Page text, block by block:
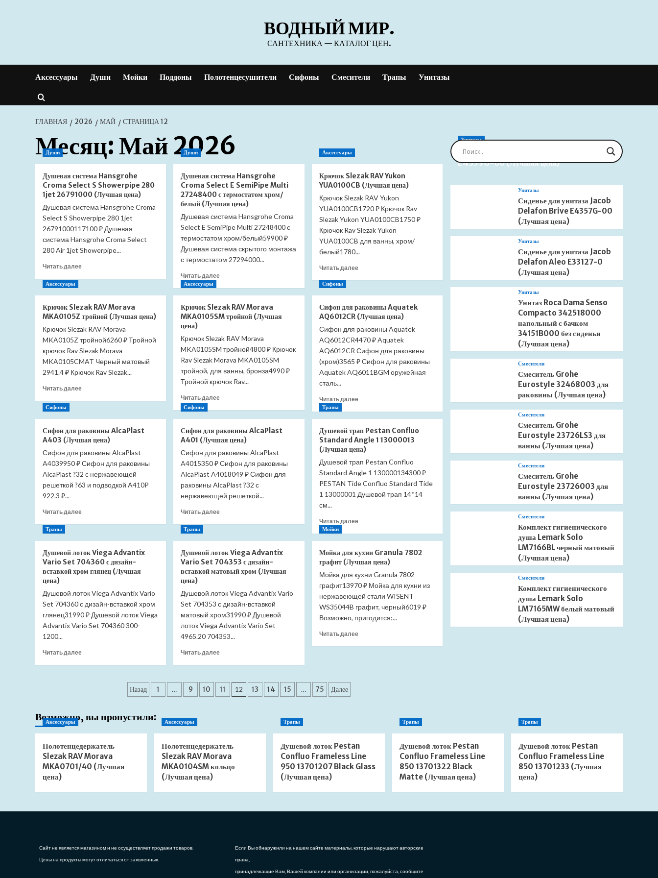
ВОДНЫЙ МИР.
САНТЕХНИКА — КАТАЛОГ ЦЕН.
Аксессуары Души Мойки Поддоны Полотенцесушители Сифоны Смесители Трапы Унитазы
ГЛАВНАЯ 2026 МАЙ СТРАНИЦА 12
Месяц:Май 2026
Души
Душевая система Hansgrohe
Croma Select S Showerpipe 280
1jet 26791000 (Лучшая цена)
Душевая система Hansgrohe Croma
Select S Showerpipe 280 1jet
26791000117100 ₽ Душевая
система Hansgrohe Croma Select
280 Air 1jet Showerpipe...
Читать далееПрочитать
система
Hansgrohe
Croma
Select
S
Showerpipe
280
26791000
Души
Душевая система Hansgrohe
Croma Select E SemiPipe Multi
27248400 с термостатом хром/
белый (Лучшая цена)
Душевая система Hansgrohe Croma
Select E SemiPipe Multi 27248400 с
термостатом хром/белый59900 ₽
Душевая система скрытого монтажа
с термостатом 27294000...
Читать далееПрочитать
Душевая
система
Hansgrohe
Select
E
SemiPipe
27248400
с
цена)
Аксессуары
Крючок Slezak RAV Yukon
YUA0100CB (Лучшая цена)
Крючок Slezak RAV Yukon
YUA0100CB1720 ₽ Крючок Rav
Slezak Yukon YUA0100CB1750 ₽
Крючок Rav Slezak Yukon
YUA0100CB для ванны, хром/
белый1780...
Читать далееПрочитать
Крючок
RAV
Yukon
YUA0100CB
(Лучшая
цена)
Аксессуары
Крючок Slezak RAV Morava
MKA0105Z тройной (Лучшая цена)
Крючок Slezak RAV Morava
MKA0105Z тройной6260 ₽ Тройной
крючок Rav Slezak Morava
MKA0105CMAT Черный матовый
2941.4 ₽ Крючок Rav Slezak...
Читать далееПрочитать
RAV
Morava
MKA0105Z
тройной
(Лучшая
Аксессуары
Крючок Slezak RAV Morava
MKA0105SM тройной (Лучшая
цена)
Крючок Slezak RAV Morava
MKA0105SM тройной4800 ₽ Крючок
Rav Slezak Morava MKA0105SM
тройной, для ванны, бронза4990 ₽
Тройной крючок Rav...
Читать далееПрочитать
Slezak
RAV
Morava
MKA0105SM
тройной
цена)
Сифоны
Сифон для раковины Aquatek
AQ6012CR (Лучшая цена)
Сифон для раковины Aquatek
AQ6012CR4470 ₽ Aquatek
AQ6012CR Сифон для раковины
(хром)3565 ₽ Сифон для раковины
Aquatek AQ6011BGM оружейная
сталь...
Читать далееПрочитать
для
раковины
Aquatek
AQ6012CR
(Лучшая
цена)
Сифоны
Сифон для раковины AlcaPlast
A403 (Лучшая цена)
Сифон для раковины AlcaPlast
A4039950 ₽ Сифон для раковины
AlcaPlast ?32 с нержавеющей
решеткой ?63 и подводкой A410P
922.3 ₽...
Читать далееПрочитать
раковины
AlcaPlast
A403
цена)
Сифоны
Сифон для раковины AlcaPlast
A401 (Лучшая цена)
Сифон для раковины AlcaPlast
A4015350 ₽ Сифон для раковины
AlcaPlast A4018049 ₽ Сифон для
раковины AlcaPlast ?32 с
нержавеющей решеткой...
Читать далееПрочитать
раковины
AlcaPlast
A401
цена)
Трапы
Душевой трап Pestan Confluo
Standard Angle 1 13000013
(Лучшая цена)
Душевой трап Pestan Confluo
Standard Angle 1 130000134300 ₽
PESTAN Tide Confluo Standard Tide
1 13000001 Душевой трап 14*14
см...
Читать далееПрочитать
трап
Pestan
Confluo
Standard
Angle
13000013
(Лучшая
цена)
Трапы
Душевой лоток Viega Advantix
Vario Set 704360 с дизайн-
вставкой хром глянец (Лучшая
цена)
Душевой лоток Viega Advantix Vario
Set 704360 с дизайн-вставкой хром
глянец31990 ₽ Душевой лоток Viega
Advantix Vario Set 704360 300-
1200...
Читать далееПрочитать
Vario
704360
с
дизайн-
вставкой
хром
(Лучшая
Трапы
Душевой лоток Viega Advantix
Vario Set 704353 с дизайн-
вставкой матовый хром (Лучшая
цена)
Душевой лоток Viega Advantix Vario
Set 704353 с дизайн-вставкой
матовый хром31990 ₽ Душевой
лоток Viega Advantix Vario Set
4965.20 704353...
Читать далееПрочитать
лоток
Viega
704353
с
дизайн-
матовый
(Лучшая
Мойки
Мойка для кухни Granula 7802
графит (Лучшая цена)
Мойка для кухни Granula 7802
графит13970 ₽ Мойка для кухни из
нержавеющей стали WISENT
WS35044B графит, черный6019 ₽
Возможно, пригодится:...
Читать далееПрочитать
Пагинация
Назад 1 … 9 10 11 12 13 14 15 … 75 Далее
Унитазы
Сиденье для унитаза Jacob Delafon Brive
E4359G-00 (Лучшая цена)
Унитазы
Сиденье для унитаза Jacob
Delafon Brive E4357G-00
(Лучшая цена)
Унитазы
Сиденье для унитаза Jacob
Delafon Aleo E33127-0
(Лучшая цена)
Унитазы
Унитаз Roca Dama Senso
Compacto 342518000
напольный с бачком
34151B000 без сиденья
(Лучшая цена)
Смесители
Смеситель Grohe
Eurostyle 32468003 для
раковины (Лучшая цена)
Смесители
Смеситель Grohe
Eurostyle 23726LS3 для
ванны (Лучшая цена)
Смесители
Смеситель Grohe
Eurostyle 23726003 для
ванны (Лучшая цена)
Смесители
Комплект гигиенического
душа Lemark Solo
LM7166BL черный матовый
(Лучшая цена)
Смесители
Комплект гигиенического
душа Lemark Solo
LM7165MW белый матовый
(Лучшая цена)
Возможно, вы пропустили:
Аксессуары
Полотенцедержатель
Slezak RAV Morava
MKA0701/40 (Лучшая
цена)
Аксессуары
Полотенцедержатель
Slezak RAV Morava
MKA0104SM кольцо
(Лучшая цена)
Трапы
Душевой лоток Pestan
Confluo Frameless Line
950 13701207 Black Glass
(Лучшая цена)
Трапы
Душевой лоток Pestan
Confluo Frameless Line
850 13701322 Black
Matte (Лучшая цена)
Трапы
Душевой лоток Pestan
Confluo Frameless Line
850 13701233 (Лучшая
цена)
Сайт не является магазином и не осуществляет продажи товаров.
Цены на продукты могут отличаться от заявленных.
Если Вы обнаружили на нашем сайте материалы, которые нарушают авторские
права,
принадлежащие Вам, Вашей компании или организации, пожалуйста, сообщите